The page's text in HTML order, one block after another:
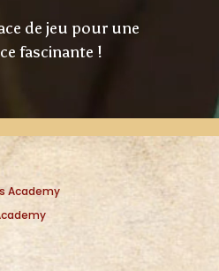
de jeu pour une
fascinante !
Academy